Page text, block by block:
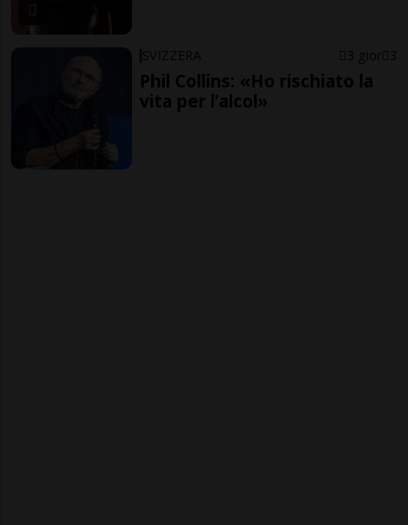
SVIZZERA 3 gior 3
Phil Collins: «Ho rischiato la
vita per l’alcol»